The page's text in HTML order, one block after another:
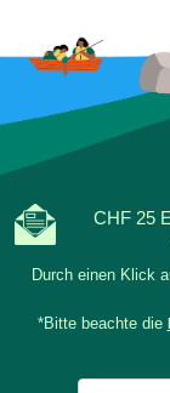
CHF 25
Durch einen Klick
*Bitte beachte die